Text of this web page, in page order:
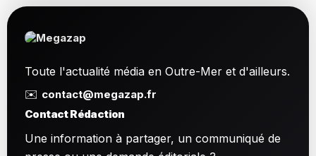
Toute l'actualité média en Outre-Mer et d'ailleurs.
✉️ contact@megazap.fr
Contact Rédaction
Une information à partager, un communiqué de